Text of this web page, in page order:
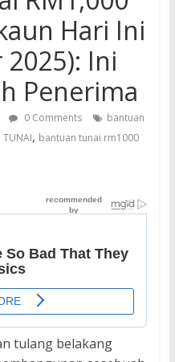
Hari Ini
Ini
Penerima
0 Comments
bantuan
TUNAI, bantuan tunai rm1000
tulang belakang